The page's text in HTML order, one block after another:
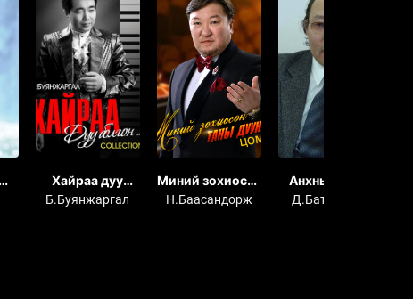
Хайраа дуу
болгон...
Б.Буянжаргал
Миний зохиосон
таны дуунууд
Н.Баасандорж
Анхны бороо
Д.Батжаргал